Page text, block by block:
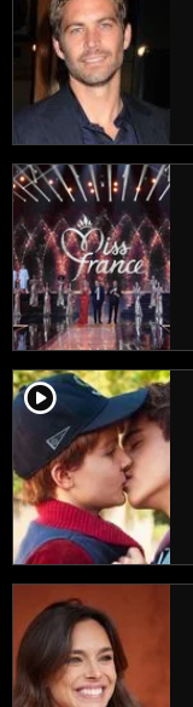
player2